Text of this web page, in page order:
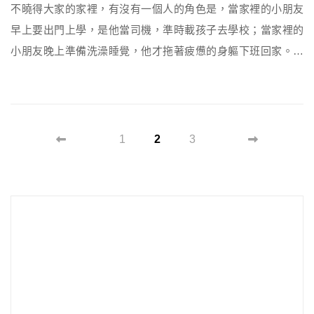
不曉得大家的家裡，有沒有一個人的角色是，當家裡的小朋友
早上要出門上學，是他當司機，準時載孩子去學校；當家裡的
小朋友晚上準備洗澡睡覺，他才拖著疲憊的身軀下班回家。為
常被體力打敗。到底有沒有什麼法寶能夠幫爸爸解除這樣的困
1 2 3